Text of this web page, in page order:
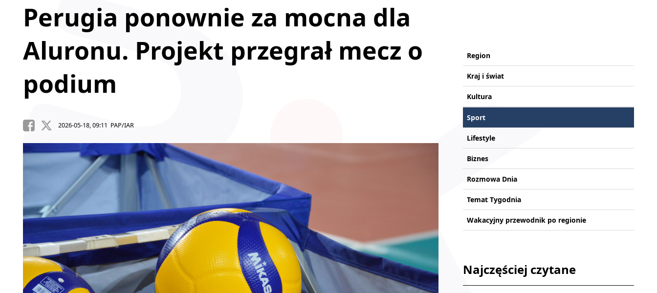
Perugia ponownie za mocna dla
Aluronu. Projekt przegrał mecz o
podium
2026-05-18, 09:11 PAP/IAR
Region
Kraj i świat
Kultura
Sport
Lifestyle
Biznes
Rozmowa Dnia
Temat Tygodnia
Wakacyjny przewodnik po regionie
Najczęściej czytane